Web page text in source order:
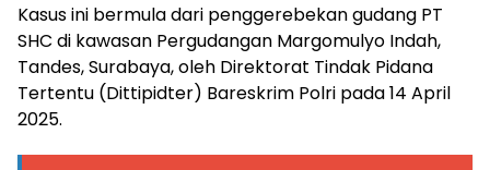
Kasus ini bermula dari penggerebekan gudang PT
SHC di kawasan Pergudangan Margomulyo Indah,
Tandes, Surabaya, oleh Direktorat Tindak Pidana
Tertentu (Dittipidter) Bareskrim Polri pada 14 April
2025.